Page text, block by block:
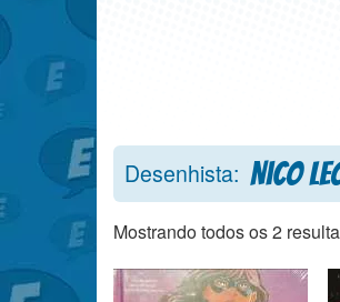
Desenhista: Nico
Mostrando todos os 2